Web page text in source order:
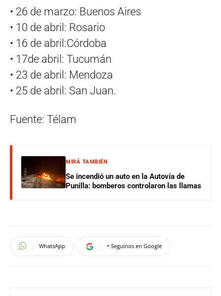
• 26 de marzo: Buenos Aires
• 10 de abril: Rosario
• 16 de abril:Córdoba
• 17de abril: Tucumán
• 23 de abril: Mendoza
• 25 de abril: San Juan.
Fuente: Télam
MIRÁ TAMBIÉN
Se incendió un auto en la Autovía de
Punilla: bomberos controlaron las llamas
WhatsApp + Seguinos en Google